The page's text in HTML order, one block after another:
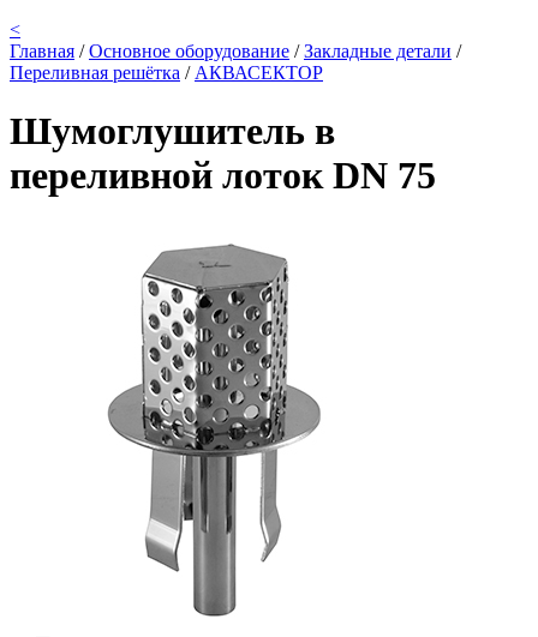
<
Главная /Основное оборудование /Закладные детали /
Переливная решётка / АКВАСЕКТОР
Шумоглушитель в
переливной лоток DN 75